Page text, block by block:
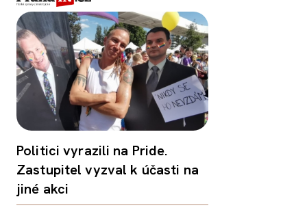
Politici vyrazili na Pride.
Zastupitel vyzval k účasti na
jiné akci